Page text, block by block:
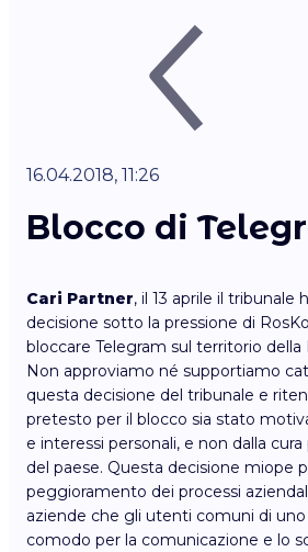
16.04.2018, 11:26
Blocco di
Cari Partner, il 13 aprile il tribunale
decisione sotto la pressione di
bloccare Telegram sul territorio della
Non approviamo né supportiamo
questa decisione del tribunale e
pretesto per il blocco sia stato
e interessi personali, e non dalla
del paese. Questa decisione miope
peggioramento dei processi
aziende che gli utenti comuni di
comodo per la comunicazione e lo